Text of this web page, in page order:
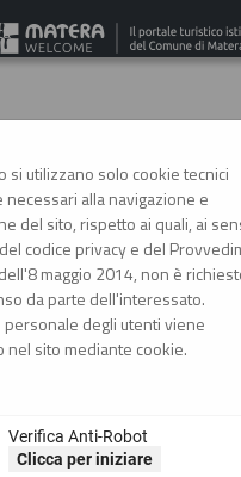
08/
»News
si utilizzano solo cookie tecnici
alla navigazione e
del sito, rispetto ai quali, ai
codice privacy e del
maggio 2014, non è
da parte dell'interessato.
personale degli utenti viene
nel sito mediante cookie.
Verifica Anti-Robot
Clicca per iniziare
ricerca ha restituito 2 risultati.